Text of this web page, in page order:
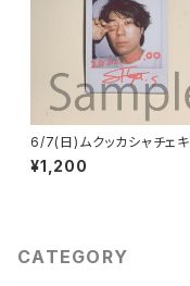
6/7(日)ムクッカシャチェキ
¥1,200
CATEGORY